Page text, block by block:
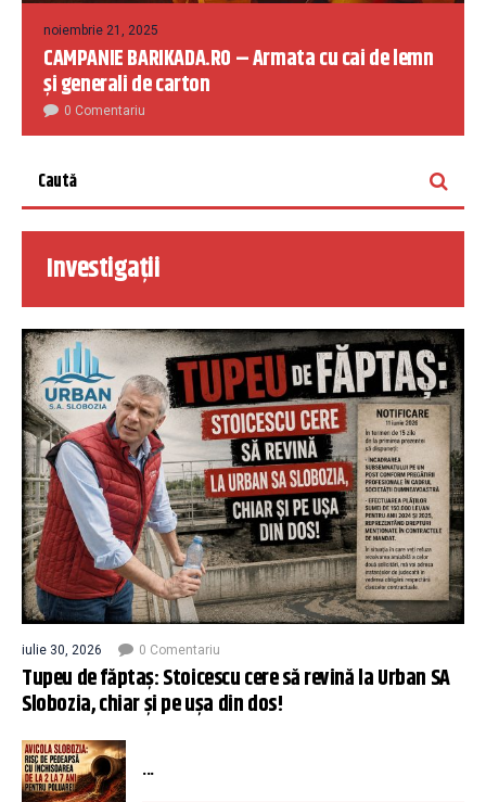
noiembrie 21, 2025
CAMPANIE BARIKADA.RO – Armata cu cai de lemn
și generali de carton
0 Comentariu
Investigații
iulie 30, 2026 0 Comentariu
Tupeu de făptaș: Stoicescu cere să revină la Urban SA
Slobozia, chiar și pe ușa din dos!
...